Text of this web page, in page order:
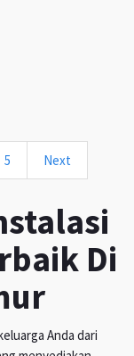
5 Next
Di
Anda dari